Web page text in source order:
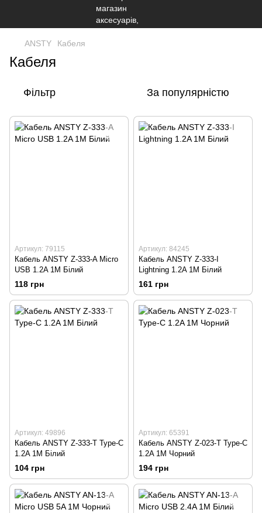
ANSTY Кабеля
Кабеля
Фільтр За популярністю
Артикул: 79115
Кабель ANSTY Z-333-A Micro
USB 1.2A 1M Білий
118 грн
Артикул: 84245
Кабель ANSTY Z-333-I
Lightning 1.2A 1M Білий
161 грн
Артикул: 49896
Кабель ANSTY Z-333-T Type-C
1.2A 1M Білий
104 грн
Артикул: 65391
Кабель ANSTY Z-023-T Type-C
1.2A 1M Чорний
194 грн